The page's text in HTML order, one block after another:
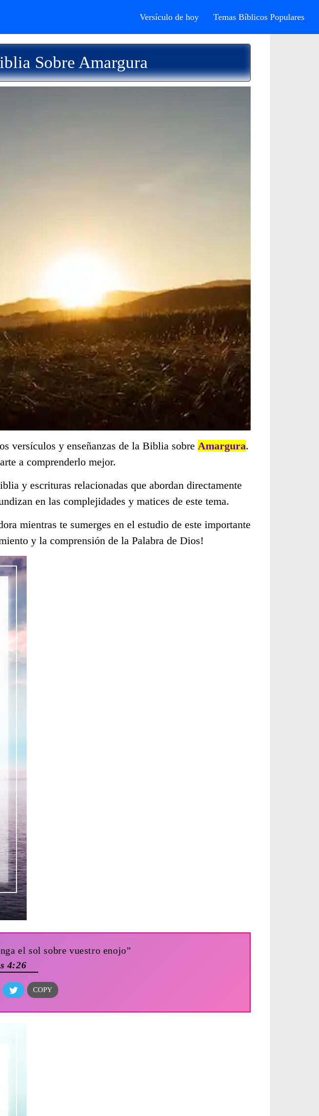
Versículo de hoy Temas Bíblicos Populares
Sobre Amargura
versículos y enseñanzas de la Biblia sobre Amargura.
a comprenderlo mejor.
y escrituras relacionadas que abordan directamente
en las complejidades y matices de este tema.
mientras te sumerges en el estudio de este importante
y la comprensión de la Palabra de Dios!
el sol sobre vuestro enojo”
4:26